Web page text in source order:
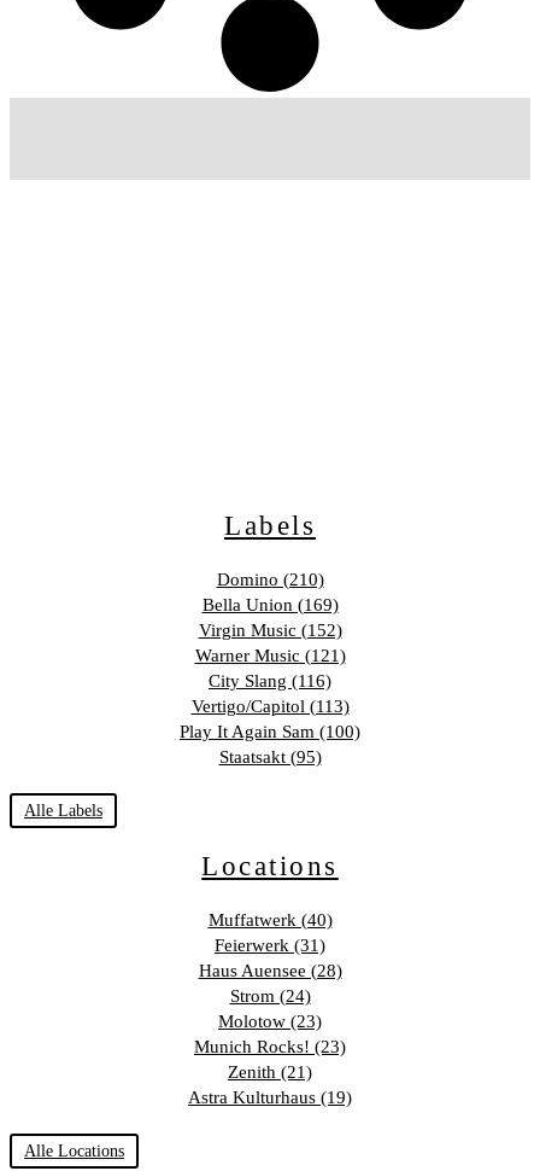
Labels
Domino (210)
Bella Union (169)
Virgin Music (152)
Warner Music (121)
City Slang (116)
Vertigo/Capitol (113)
Play It Again Sam (100)
Staatsakt (95)
Alle Labels
Locations
Muffatwerk (40)
Feierwerk (31)
Haus Auensee (28)
Strom (24)
Molotow (23)
Munich Rocks! (23)
Zenith (21)
Astra Kulturhaus (19)
Alle Locations